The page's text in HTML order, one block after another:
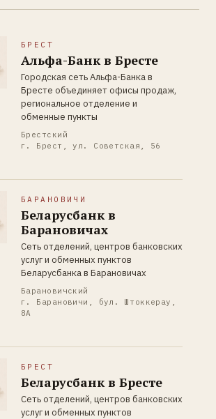
БРЕСТ
Альфа-Банк в Бресте
Городская сеть Альфа-Банка в
Бресте объединяет офисы продаж,
региональное отделение и
обменные пункты
Брестский
г. Брест, ул. Советская, 56
БАРАНОВИЧИ
Беларусбанк в
Барановичах
Сеть отделений, центров банковских
услуг и обменных пунктов
Беларусбанка в Барановичах
Барановичский
г. Барановичи, бул. Штоккерау,
8А
БРЕСТ
Беларусбанк в Бресте
Сеть отделений, центров банковских
услуг и обменных пунктов